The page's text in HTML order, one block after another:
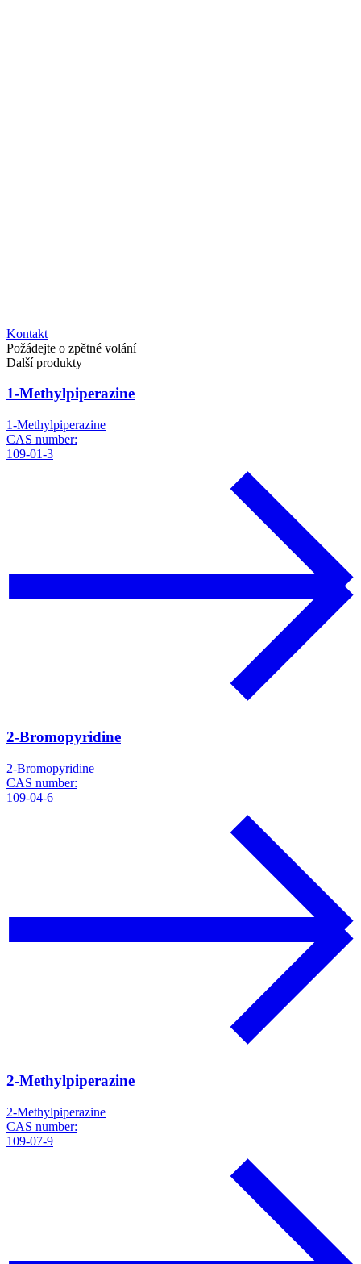
Kontakt
Požádejte o zpětné volání
Další produkty
1-Methylpiperazine
1-Methylpiperazine
CAS number:
109-01-3
2-Bromopyridine
2-Bromopyridine
CAS number:
109-04-6
2-Methylpiperazine
2-Methylpiperazine
CAS number:
109-07-9